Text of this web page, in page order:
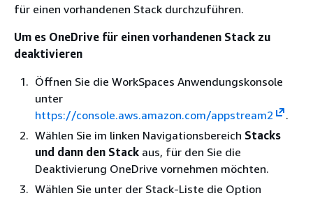
für einen vorhandenen Stack durchzuführen.
Um es OneDrive für einen vorhandenen Stack zu
deaktivieren
Öffnen Sie die WorkSpaces Anwendungskonsole
unter
https://console.aws.amazon.com/appstream2
.
Wählen Sie im linken Navigationsbereich Stacks
und dann den Stack aus, für den Sie die
Deaktivierung OneDrive vornehmen möchten.
Wählen Sie unter der Stack-Liste die Option